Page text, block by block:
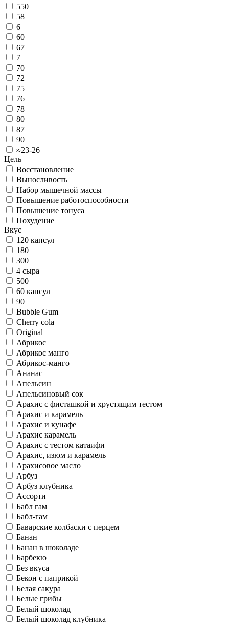
550
58
6
60
67
7
70
72
75
76
78
80
87
90
≈23-26
Цель
Восстановление
Выносливость
Набор мышечной массы
Повышение работоспособности
Повышение тонуса
Похудение
Вкус
120 капсул
180
300
4 сыра
500
60 капсул
90
Bubble Gum
Cherry cola
Original
Абрикос
Абрикос манго
Абрикос-манго
Ананас
Апельсин
Апельсиновый сок
Арахис c фисташкой и хрустящим тестом
Арахис и карамель
Арахис и кунафе
Арахис карамель
Арахис с тестом катаифи
Арахис, изюм и карамель
Арахисовое масло
Арбуз
Арбуз клубника
Ассорти
Бабл гам
Бабл-гам
Баварские колбаски с перцем
Банан
Банан в шоколаде
Барбекю
Без вкуса
Бекон с паприкой
Белая сакура
Белые грибы
Белый шоколад
Белый шоколад клубника